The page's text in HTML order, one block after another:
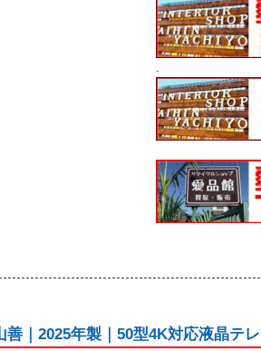
.
｜2025年製｜50型4K対応液晶テ